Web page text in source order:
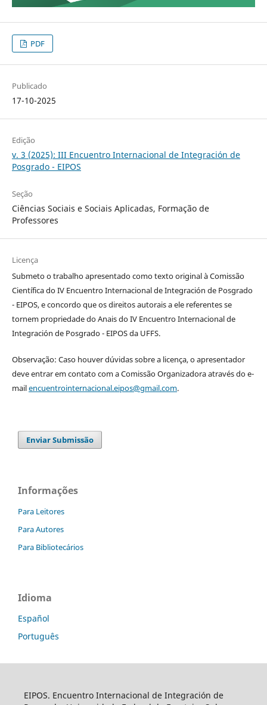
PDF
Publicado
17-10-2025
Edição
v. 3 (2025): III Encuentro Internacional de Integración de
Posgrado - EIPOS
Seção
Ciências Sociais e Sociais Aplicadas, Formação de
Professores
Licença
Submeto o trabalho apresentado como texto original à Comissão
Científica do IV Encuentro Internacional de Integración de Posgrado
- EIPOS, e concordo que os direitos autorais a ele referentes se
tornem propriedade do Anais do IV Encuentro Internacional de
Integración de Posgrado - EIPOS da UFFS.
Observação: Caso houver dúvidas sobre a licença, o apresentador
deve entrar em contato com a Comissão Organizadora através do e-
mailencuentrointernacional.eipos@gmail.com.
Enviar Submissão
Informações
Para Leitores
Para Autores
Para Bibliotecários
Idioma
Español
Português
EIPOS. Encuentro Internacional de Integración de